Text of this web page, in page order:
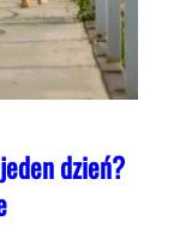
dzień?